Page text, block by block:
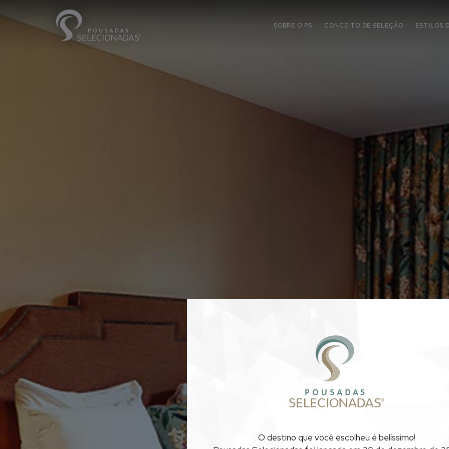
SOBRE O PS CONCEITO DE SELEÇÃO ESTILOS
O destino que você escolheu é belíssimo!